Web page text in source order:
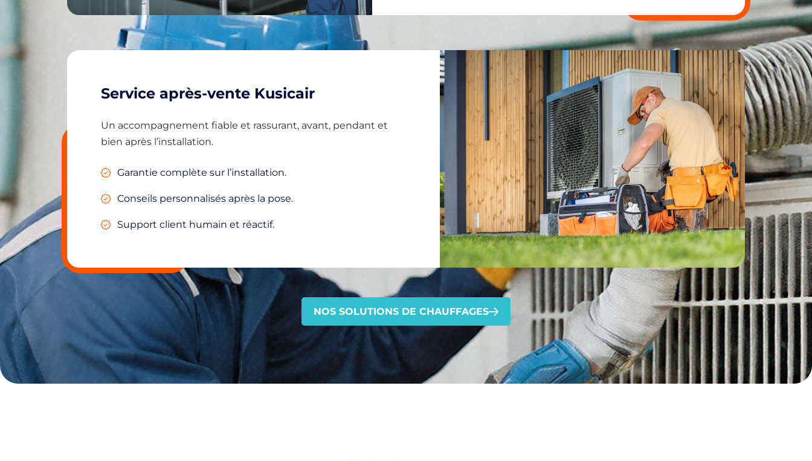
Service après-vente Kusicair
Un accompagnement fiable et rassurant, avant, pendant et
bien après l’installation.
Garantie complète sur l’installation.
Conseils personnalisés après la pose.
Support client humain et réactif.
NOS SOLUTIONS DE CHAUFFAGES